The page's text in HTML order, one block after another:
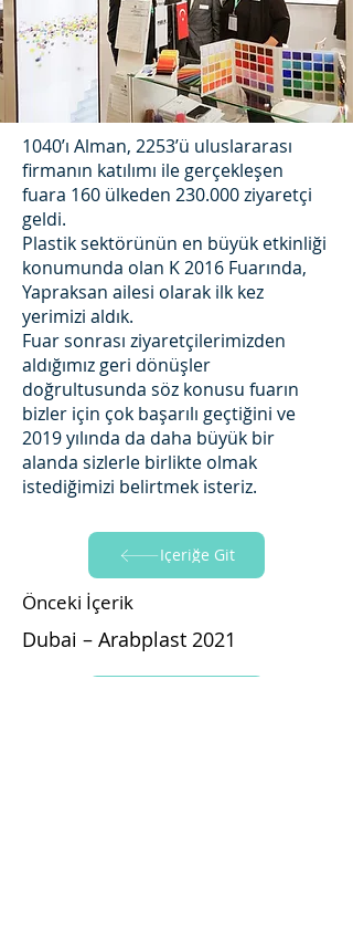
1040’ı Alman, 2253’ü uluslararası
firmanın katılımı ile gerçekleşen
fuara 160 ülkeden 230.000 ziyaretçi
geldi.
Plastik sektörünün en büyük etkinliği
konumunda olan K 2016 Fuarında,
Yapraksan ailesi olarak ilk kez
yerimizi aldık.
Fuar sonrası ziyaretçilerimizden
aldığımız geri dönüşler
doğrultusunda söz konusu fuarın
bizler için çok başarılı geçtiğini ve
2019 yılında da daha büyük bir
alanda sizlerle birlikte olmak
istediğimizi belirtmek isteriz.
İçeriğe Git
Önceki İçerik
Dubai – Arabplast 2021